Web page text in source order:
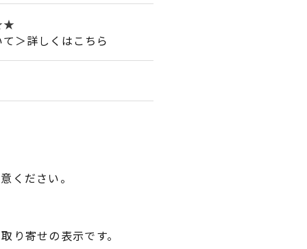
＞詳しくはこちら
ください。
り寄せの表示です。